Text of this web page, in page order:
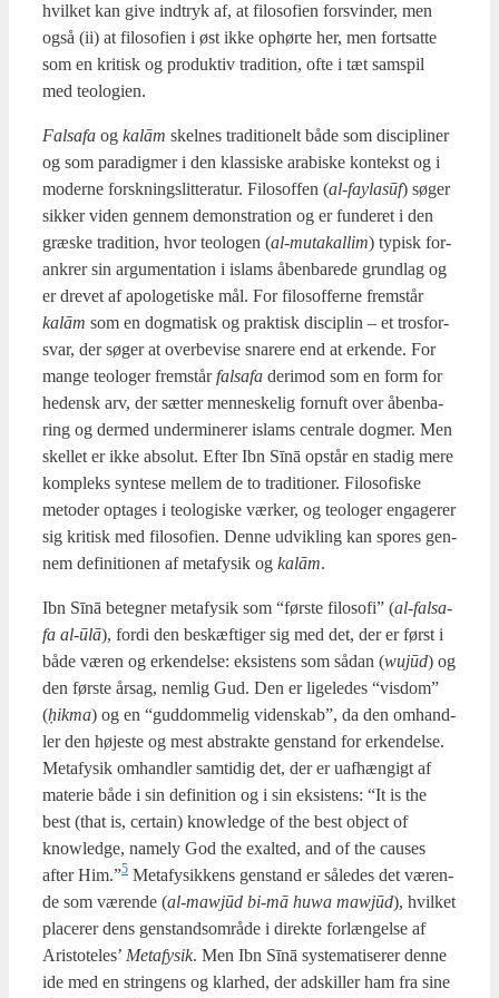
hvil­ket kan give ind­tryk af, at filo­so­fi­en for­svin­der, men
også (ii) at filo­so­fi­en i øst ikke ophør­te her, men fort­sat­te
som en kri­tisk og pro­duk­tiv tra­di­tion, ofte i tæt sam­spil
med teo­lo­gi­en.
Fals­a­fa og kalām skel­nes tra­di­tio­nelt både som disci­pli­ner
og som para­dig­mer i den klas­si­ske ara­bi­ske kon­tekst og i
moder­ne forsk­nings­lit­te­ra­tur. Filo­sof­fen (al-faylasūf) søger
sik­ker viden gen­nem demon­stra­tion og er fun­de­ret i den
græ­ske tra­di­tion, hvor teo­lo­gen (al-muta­kal­lim) typisk for­
ank­rer sin argu­men­ta­tion i islams åben­ba­re­de grund­lag og
er dre­vet af apo­lo­ge­ti­ske mål. For filo­sof­fer­ne frem­står
kalām som en dog­ma­tisk og prak­tisk disci­plin – et tros­for­
svar, der søger at over­be­vi­se sna­re­re end at erken­de. For
man­ge teo­lo­ger frem­stårfals­a­fa der­i­mod som en form for
hedensk arv, der sæt­ter men­ne­ske­lig for­nuft over åben­ba­
ring og der­med under­mi­ne­rer islams cen­tra­le dog­mer. Men
skel­let er ikke abso­lut. Efter Ibn Sīnā opstår en sta­dig mere
kom­pleks syn­te­se mel­lem de to tra­di­tio­ner. Filo­so­fi­ske
meto­der opta­ges i teo­lo­gi­ske vær­ker, og teo­lo­ger enga­ge­rer
sig kri­tisk med filo­so­fi­en. Den­ne udvik­ling kan spo­res gen­
nem defi­ni­tio­nen af meta­fy­sik og kalām.
Ibn Sīnā beteg­ner meta­fy­sik som “før­ste filo­so­fi” (al-fals­a­
fa al-ūlā), for­di den beskæf­ti­ger sig med det, der er først i
både væren og erken­del­se: eksi­stens som sådan (wujūd) og
den før­ste årsag, nem­lig Gud. Den er lige­le­des “vis­dom”
(ḥik­ma) og en “gud­dom­me­lig viden­skab”, da den omhand­
ler den høje­ste og mest abstrak­te gen­stand for erken­del­se.
Meta­fy­sik omhand­ler sam­ti­dig det, der er uaf­hæn­gigt af
mate­rie både i sin defi­ni­tion og i sin eksi­stens: “It is the
best (that is, certain) know­led­ge of the best object of
know­led­ge, name­ly God the exal­ted, and of the cau­ses
after Him.”5 Meta­fy­sik­kens gen­stand er såle­des det væren­
de som væren­de (al-mawjūd bi-mā huwa mawjūd), hvil­ket
pla­ce­rer dens gen­stands­om­rå­de i direk­te for­læn­gel­se af
Ari­sto­te­les’ Meta­fy­sik. Men Ibn Sīnā syste­ma­ti­se­rer den­ne
ide med en strin­gens og klar­hed, der adskil­ler ham fra sine